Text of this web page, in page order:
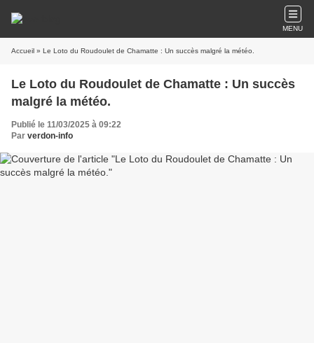
MENU
Accueil » Le Loto du Roudoulet de Chamatte : Un succès malgré la météo.
Le Loto du Roudoulet de Chamatte : Un succès
malgré la météo.
Publié le 11/03/2025 à 09:22
Par verdon-info